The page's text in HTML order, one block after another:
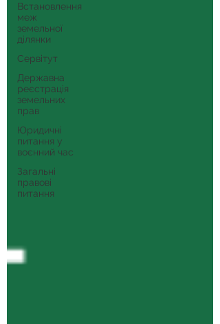
Встановлення
меж
земельної
ділянки
Сервітут
Державна
реєстрація
земельних
прав
Юридичні
питання у
воєнний час
Загальні
правові
питання